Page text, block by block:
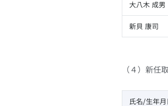
大八木 成男
新貝 康司
（４）新任
氏名/生年月